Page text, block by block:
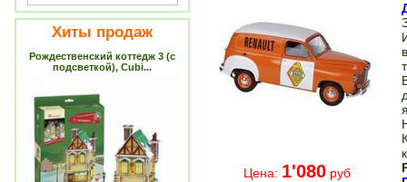
Хиты продаж
Рождественский коттедж 3 (с
подсветкой), Cubi...
Цена: 1'080 руб